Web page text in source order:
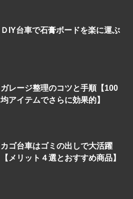
ＤIY台車で石膏ボードを楽に運ぶ
ガレージ整理のコツと手順【100
均アイテムでさらに効果的】
カゴ台車はゴミの出しで大活躍
【メリット４選とおすすめ商品】